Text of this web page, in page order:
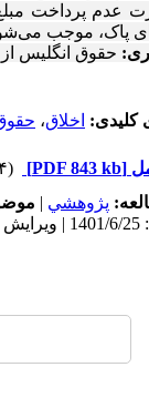
عدم پرداخت
پاک، موجب می‌شود
حقوق انگلیس
کلیدی: اخلاق،
[PDF 843 kb]
(۸۵۴ دریافت)
پژوهشي |
1